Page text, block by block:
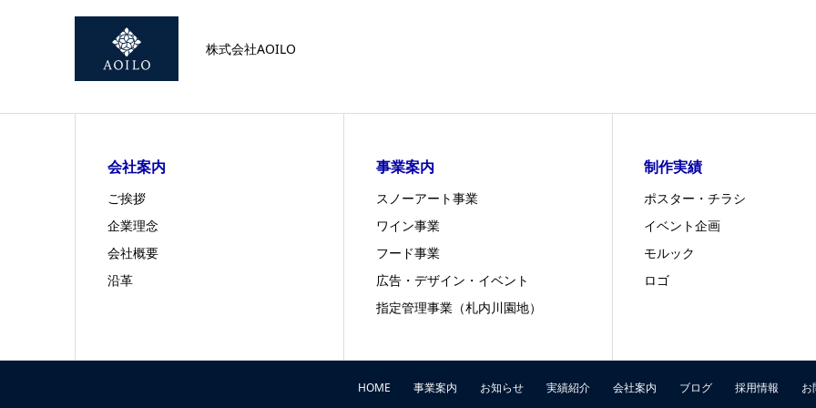
株式会社AOILO
会社案内
ご挨拶
企業理念
会社概要
沿革
事業案内
スノーアート事業
ワイン事業
フード事業
広告・デザイン・イベント
指定管理事業（札内川園地）
制作実績
ポスター・チラシ
イベント企画
モルック
ロゴ
HOME 事業案内 お知らせ 実績紹介 会社案内 ブログ 採用情報 お